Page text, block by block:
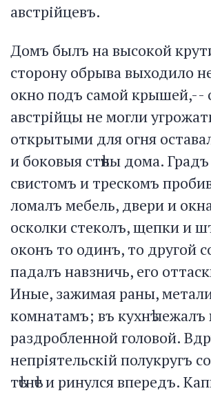
австрійцевъ.
Домъ былъ на высокой
сторону обрыва выходило
окно подъ самой крышей,--
австрійцы не могли
открытыми для огня
и боковыя стѣны дома.
свистомъ и трескомъ
ломалъ мебель, двери и
осколки стеколъ, щепки и
оконъ то одинъ, то другой
падалъ навзничь, его
Иные, зажимая раны,
комнатамъ; въ кухнѣ
раздробленной головой.
непріятельскій полукругъ
тѣснѣе и ринулся впередъ.